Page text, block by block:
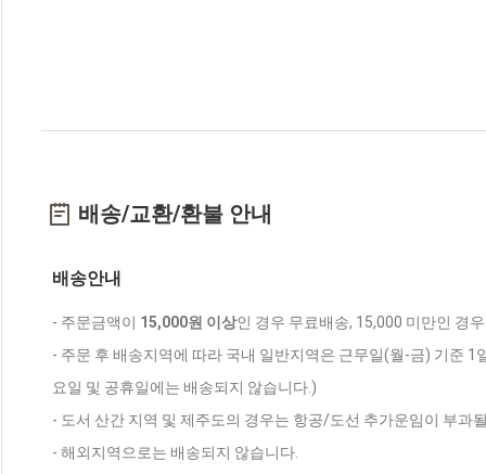
배송/교환/환불 안내
배송안내
- 주문금액이 15,000원 이상인 경우 무료배송, 15,000 미만인 경
- 주문 후 배송지역에 따라 국내 일반지역은 근무일(월-금) 기준
요일 및 공휴일에는 배송되지 않습니다.)
- 도서 산간 지역 및 제주도의 경우는 항공/도선 추가운임이 부과
- 해외지역으로는 배송되지 않습니다.